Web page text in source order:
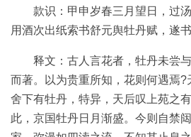
款识：甲申岁春三月望日，过汤
用酒次出纸索书舒元舆牡丹赋，遂
释文：古人言花者，牡丹未尝与
而著。以为贵重所知，花则何遇焉
舍下有牡丹，特异，天后叹上苑之
此，京国牡丹日月渐盛。今则自禁
瓷